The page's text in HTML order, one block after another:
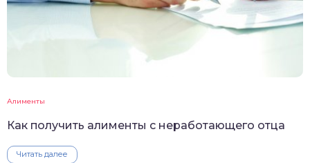
Алименты
Как получить алименты с неработающего отца
Читать далее